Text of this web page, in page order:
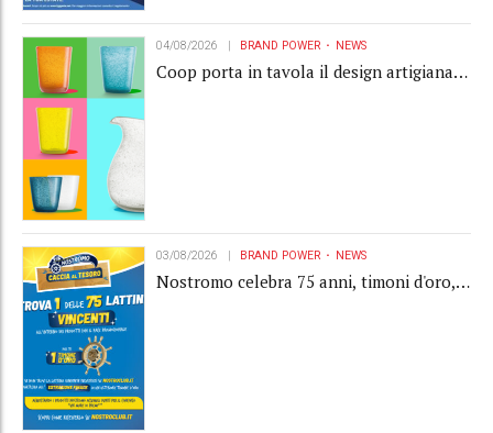
04/08/2026 BRAND POWER NEWS
Coop porta in tavola il design artigianale
03/08/2026 BRAND POWER NEWS
Nostromo celebra 75 anni, timoni d'oro,